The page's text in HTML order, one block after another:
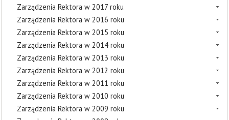
Zarządzenia Rektora w 2017 roku
Zarządzenia Rektora w 2016 roku
Zarządzenia Rektora w 2015 roku
Zarządzenia Rektora w 2014 roku
Zarządzenia Rektora w 2013 roku
Zarządzenia Rektora w 2012 roku
Zarządzenia Rektora w 2011 roku
Zarządzenia Rektora w 2010 roku
Zarządzenia Rektora w 2009 roku